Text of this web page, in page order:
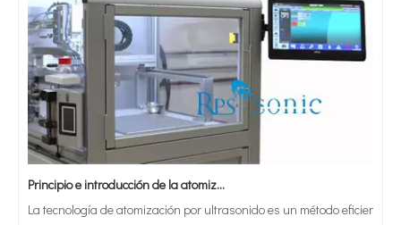
Principio e introducción de la atomización ultrasónica de metales.
La tecnología de atomización por ultrasonido es un método eficiente